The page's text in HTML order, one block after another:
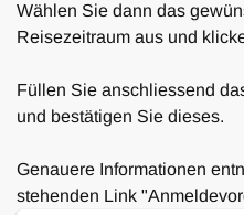
Wählen Sie dann das
Reisezeitraum aus und
Füllen Sie anschliessend
und bestätigen Sie dieses.
Genauere Informationen
stehenden Link